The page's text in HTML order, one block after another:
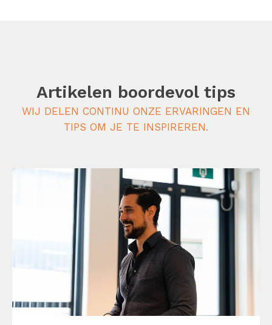
Artikelen boordevol tips
WIJ DELEN CONTINU ONZE ERVARINGEN EN
TIPS OM JE TE INSPIREREN.